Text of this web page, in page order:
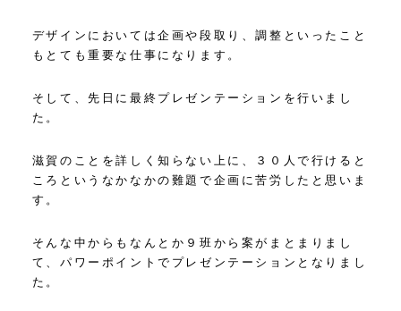
デザインにおいては企画や段取り、調整といったこと
もとても重要な仕事になります。
そして、先日に最終プレゼンテーションを行いまし
た。
滋賀のことを詳しく知らない上に、３０人で行けると
ころというなかなかの難題で企画に苦労したと思いま
す。
そんな中からもなんとか９班から案がまとまりまし
て、パワーポイントでプレゼンテーションとなりまし
た。